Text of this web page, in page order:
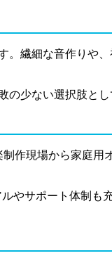
。繊細な音作りや
少ない選択肢とし
作現場から家庭用
やサポート体制も